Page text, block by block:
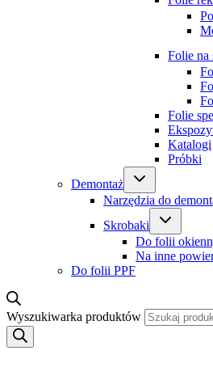
Folie na
Folie
Katalogi
Próbki
Demontaż
Narzędzia do
Skrobaki
Do folii
Na inne
Do folii PPF
Wyszukiwarka produktów